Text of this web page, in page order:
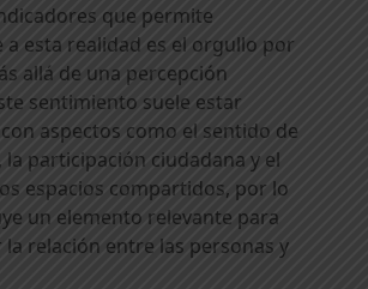
que permite
a esta realidad es el orgullo por
allá de una percepción
sentimiento suele estar
aspectos como el sentido de
la participación ciudadana y el
espacios compartidos, por lo
un elemento relevante para
relación entre las personas y